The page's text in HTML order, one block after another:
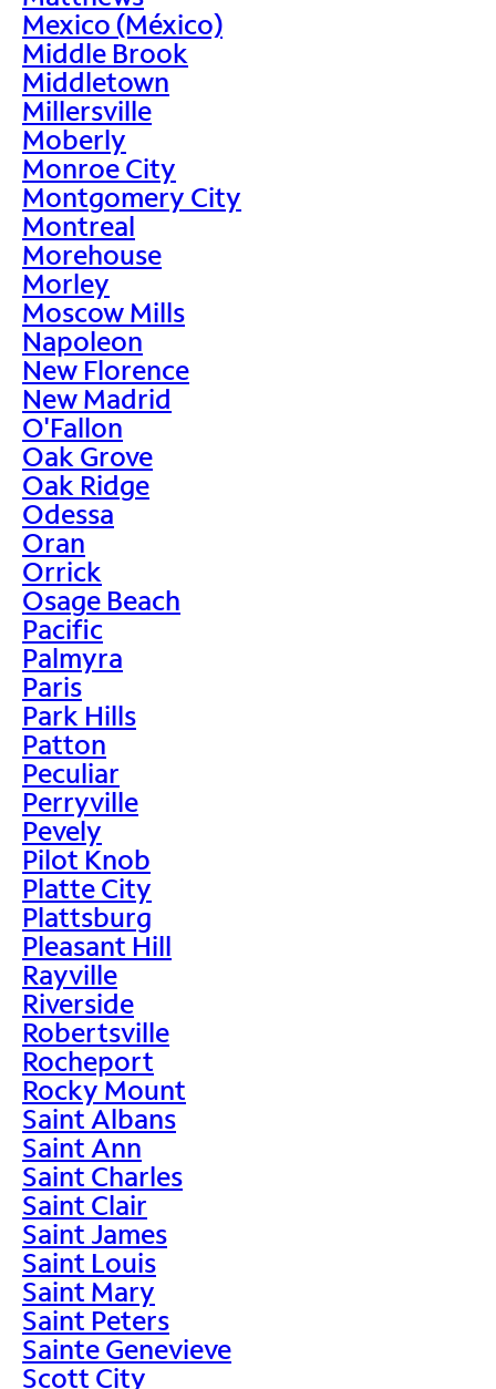
Mexico (México)
Middle Brook
Middletown
Millersville
Moberly
Monroe City
Montgomery City
Montreal
Morehouse
Morley
Moscow Mills
Napoleon
New Florence
New Madrid
O'Fallon
Oak Grove
Oak Ridge
Odessa
Oran
Orrick
Osage Beach
Pacific
Palmyra
Paris
Park Hills
Patton
Peculiar
Perryville
Pevely
Pilot Knob
Platte City
Plattsburg
Pleasant Hill
Rayville
Riverside
Robertsville
Rocheport
Rocky Mount
Saint Albans
Saint Ann
Saint Charles
Saint Clair
Saint James
Saint Louis
Saint Mary
Saint Peters
Sainte Genevieve
Scott City